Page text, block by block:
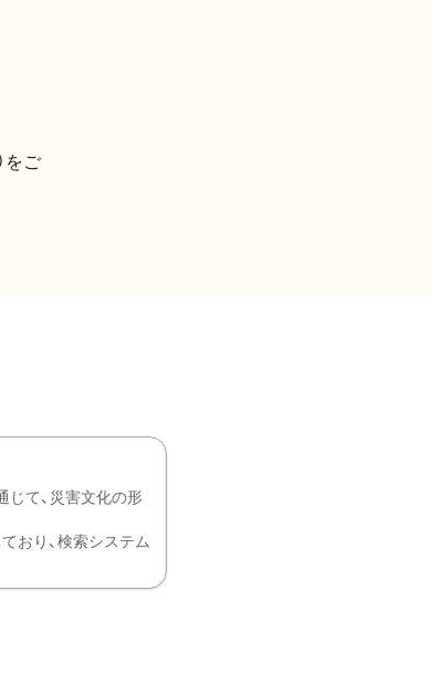
をご
じて、災害文化の形
おり、検索システム